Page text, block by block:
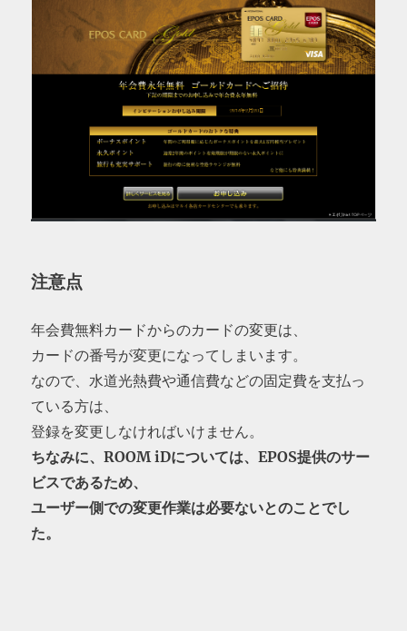
注意点
年会費無料カードからのカードの変更は、
カードの番号が変更になってしまいます。
なので、水道光熱費や通信費などの固定費を支払っ
ている方は、
登録を変更しなければいけません。
ちなみに、ROOM iDについては、EPOS提供のサー
ビスであるため、
ユーザー側での変更作業は必要ないとのことでし
た。